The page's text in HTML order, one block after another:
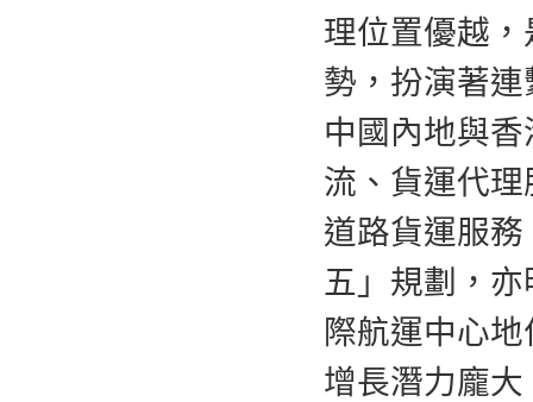
理位置優越
勢，扮演著
中國內地與
流、貨運代
道路貨運服
五」規劃，
際航運中心
增長潛力龐